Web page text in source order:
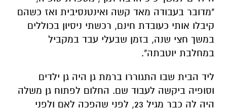
"מדובר בעבודה מאד קשה ואינטנסיבית ואז כשהם
קיבלו אותי כעובדת חינם, רכשתי ניסיון בכוללים
במשך חצי שנה, בזמן שבעלי עבד במקביל
במחלבת יוטבתה".
ליד הבית שבו התגוררו ברמת גן היה גן ילדים
וסופיה ביקשה לעבוד שם. החלום לפתוח גן משלה
היה לה כבר מגיל 23, לפני שהפכה לאם ולפני